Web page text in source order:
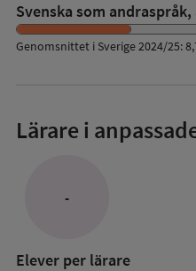
Svenska som
Genomsnittet i Sverige 2024/25:
Lärare i
-
Elever per lärare